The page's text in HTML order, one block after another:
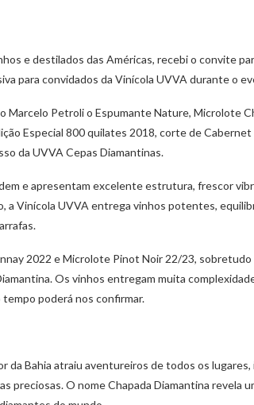
e destilados das Américas, recebi o convite
para convidados da Vinícola UVVA durante o
Marcelo Petroli o Espumante Nature, Microlote
Especial 800 quilates 2018, corte de Cabernet
da UVVA Cepas Diamantinas.
e apresentam excelente estrutura, frescor
a Vinícola UVVA entrega vinhos potentes,
2022 e Microlote Pinot Noir 22/23, sobretudo
Os vinhos entregam muita
poderá nos confirmar.
da Bahia atraiu aventureiros de todos os lugares,
preciosas. O nome Chapada Diamantina revela